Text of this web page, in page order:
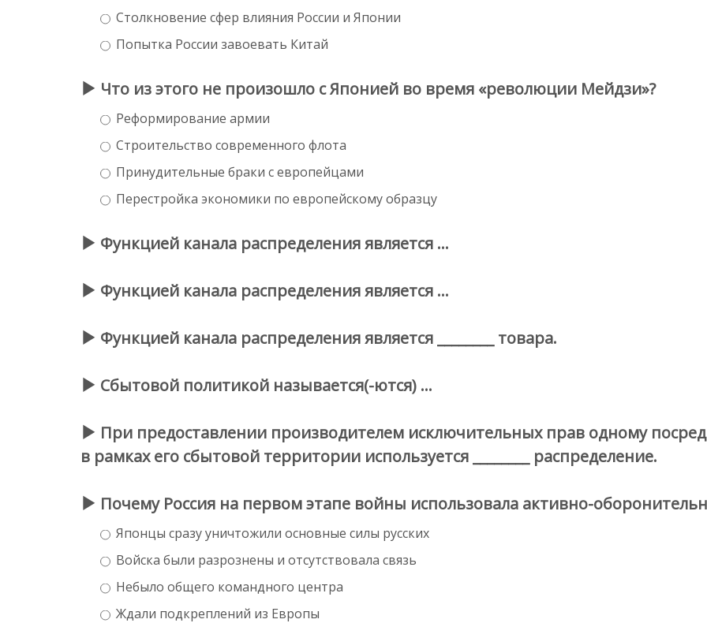
Столкновение сфер влияния России и Японии
Попытка России завоевать Китай
Что из этого не произошло с Японией во время «революции Мейдзи»?
Реформирование армии
Строительство современного флота
Принудительные браки с европейцами
Перестройка экономики по европейскому образцу
Функцией канала распределения является …
Функцией канала распределения является …
Функцией канала распределения является ________ товара.
Сбытовой политикой называется(-ются) …
При предоставлении производителем исключительных прав одному
в рамках его сбытовой территории используется ________ распределение.
Почему Россия на первом этапе войны использовала активно-
Японцы сразу уничтожили основные силы русских
Войска были разрознены и отсутствовала связь
Небыло общего командного центра
Ждали подкреплений из Европы